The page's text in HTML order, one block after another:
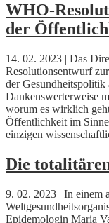
WHO-
der
14. 02. 2023 | Das
Resolutionsentwurf
der Gesundheitspolitik
Dankenswerterweise
worum es wirklich
Öffentlichkeit im
einzigen
Die
9. 02. 2023 | In einem
Epidemologin Maria